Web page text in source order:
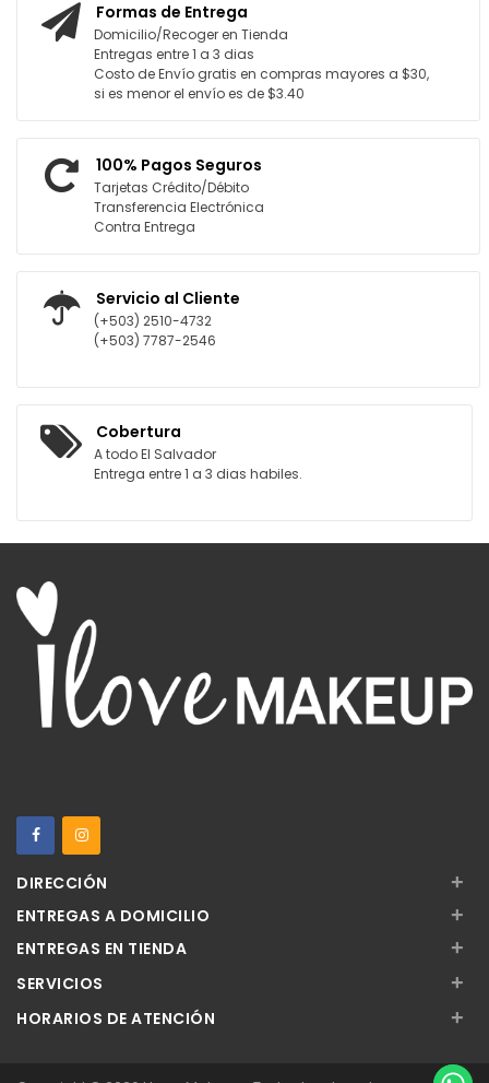
Formas de Entrega
Domicilio/Recoger en Tienda
Entregas entre 1 a 3 dias
Costo de Envío gratis en compras mayores a $30,
si es menor el envío es de $3.40
100% Pagos Seguros
Tarjetas Crédito/Débito
Transferencia Electrónica
Contra Entrega
Servicio al Cliente
(+503) 2510-4732
(+503) 7787-2546
Cobertura
A todo El Salvador
Entrega entre 1 a 3 dias habiles.
DIRECCIÓN +
ENTREGAS A DOMICILIO +
ENTREGAS EN TIENDA +
SERVICIOS +
HORARIOS DE ATENCIÓN +